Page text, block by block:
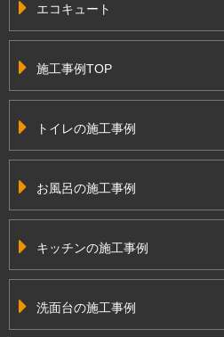
エコキュート
施工事例TOP
トイレの施工事例
お風呂の施工事例
キッチンの施工事例
洗面台の施工事例